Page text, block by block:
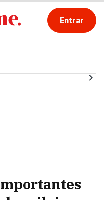
Entrar